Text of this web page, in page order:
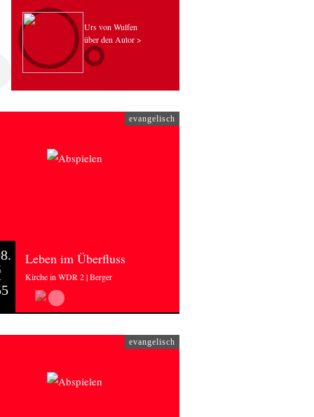
Urs von Wulfen
über den Autor >
evangelisch
Leben im Überfluss
Kirche in WDR 2 | Berger
evangelisch